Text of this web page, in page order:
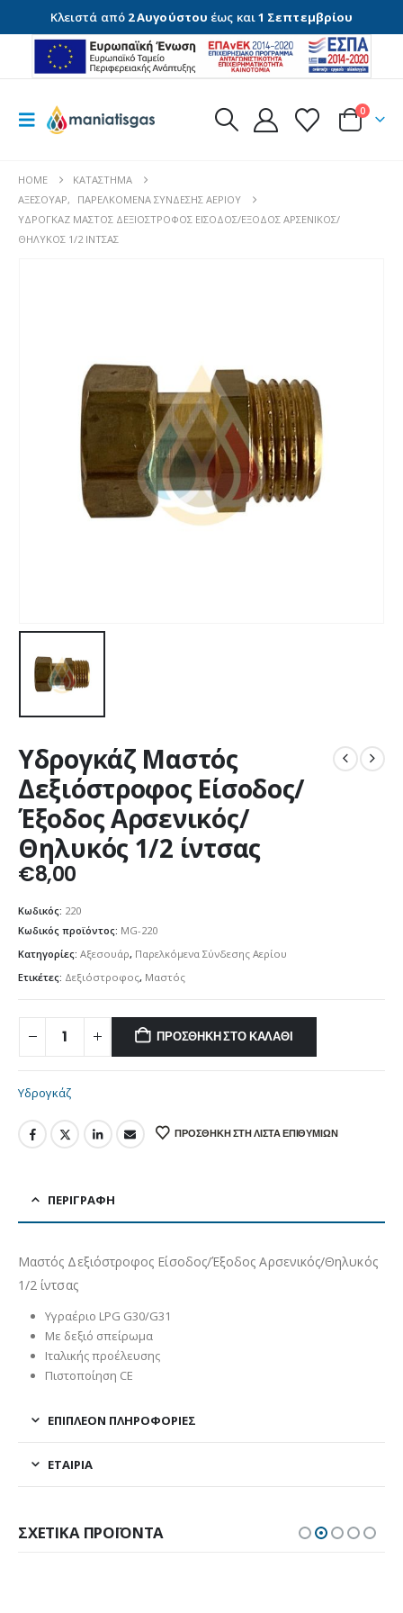
Κλειστά από 2 Αυγούστου έως και1 Σεπτεμβρίου
0
HOME
ΚΑΤΆΣΤΗΜΑ
ΑΞΕΣΟΥΆΡ,
ΠΑΡΕΛΚΌΜΕΝΑ ΣΎΝΔΕΣΗΣ ΑΕΡΊΟΥ
ΥΔΡΟΓΚΆΖ ΜΑΣΤΌΣ ΔΕΞΙΌΣΤΡΟΦΟΣ ΕΊΣΟΔΟΣ/ΈΞΟΔΟΣ ΑΡΣΕΝΙΚΌΣ/
ΘΗΛΥΚΌΣ 1/2 ΊΝΤΣΑΣ
Υδρογκάζ Μαστός
Δεξιόστροφος Είσοδος/
Έξοδος Αρσενικός/
Θηλυκός 1/2 ίντσας
€8,00
Κωδικός: 220
Κωδικός προϊόντος: MG-220
Κατηγορίες: Αξεσουάρ, Παρελκόμενα Σύνδεσης Αερίου
Ετικέτες: Δεξιόστροφος, Μαστός
ΠΡΟΣΘΉΚΗ ΣΤΟ ΚΑΛΆΘΙ
Υδρογκάζ
ΠΡΟΣΘΉΚΗ ΣΤΗ ΛΊΣΤΑ ΕΠΙΘΥΜΙΏΝ
ΠΕΡΙΓΡΑΦΉ
Μαστός Δεξιόστροφος Είσοδος/Έξοδος Αρσενικός/Θηλυκός
1/2 ίντσας
Υγραέριο LPG G30/G31
Με δεξιό σπείρωμα
Ιταλικής προέλευσης
Πιστοποίηση CE
ΕΠΙΠΛΈΟΝ ΠΛΗΡΟΦΟΡΊΕΣ
ΕΤΑΙΡΊΑ
ΣΧΕΤΙΚΆ ΠΡΟΪΌΝΤΑ